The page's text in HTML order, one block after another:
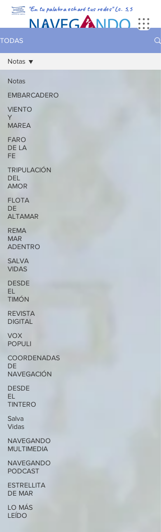
"En tu palabra echaré tus redes" Lc. 5,5
PORTADA
TODAS
Notas
EMBARCADERO
VIENTO
Y
MAREA
FARO
DE LA
FE
TRIPULACIÓN
DEL
AMOR
FLOTA
DE
ALTAMAR
REMA
MAR
ADENTRO
SALVA
VIDAS
DESDE
EL
TIMÓN
REVISTA
DIGITAL
VOX
POPULI
COORDENADAS
DE
NAVEGACIÓN
DESDE
EL
TINTERO
Salva
Vidas
NAVEGANDO
MULTIMEDIA
NAVEGANDO
PODCAST
ESTRELLITA
DE MAR
LO MÁS
LEÍDO
Notas